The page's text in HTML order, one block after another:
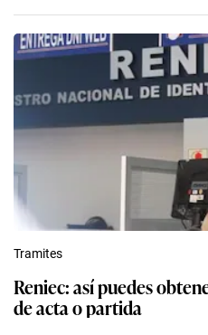
Tramites
Reniec: así puedes
de acta o partida